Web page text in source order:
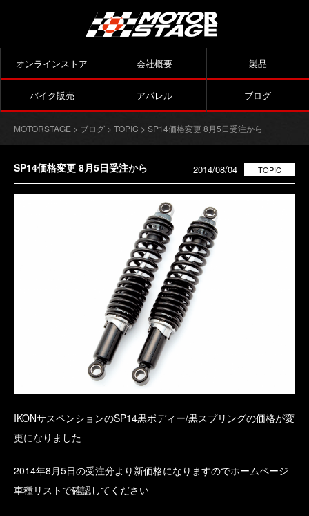
オンラインストア 会社概要 製品
バイク販売 アパレル ブログ
MOTORSTAGE > ブログ > TOPIC > SP14価格変更 8月5日受注から
SP14価格変更 8月5日受注から TOPIC
2014/08/04
IKONサスペンションのSP14黒ボディー/黒スプリングの価格が変
更になりました
2014年8月5日の受注分より新価格になりますのでホームページ
車種リストで確認してください